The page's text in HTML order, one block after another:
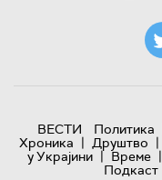
ВЕСТИ Политика
Хроника | Друштво |
у Украјини | Време |
Подкаст